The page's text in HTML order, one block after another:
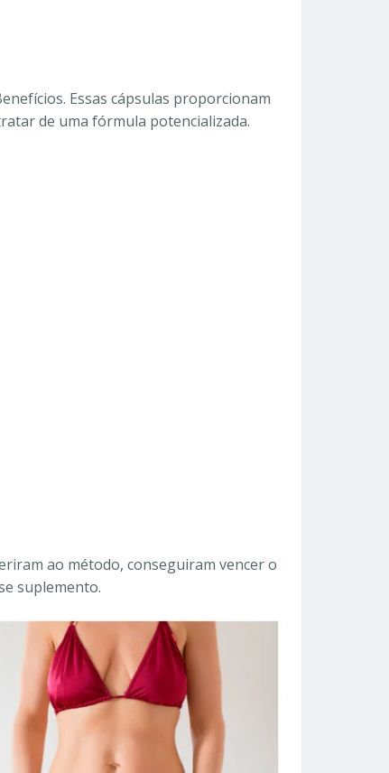
Essas cápsulas proporcionam
de uma fórmula potencializada.
ao método, conseguiram vencer o
suplemento.